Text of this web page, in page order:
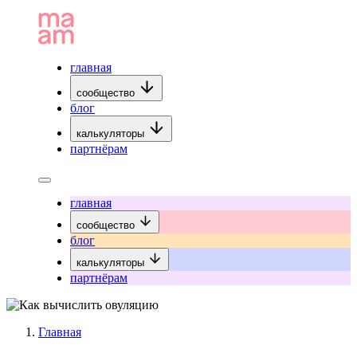
главная
сообщество
блог
калькуляторы
партнёрам
главная
сообщество
блог
калькуляторы
партнёрам
Главная